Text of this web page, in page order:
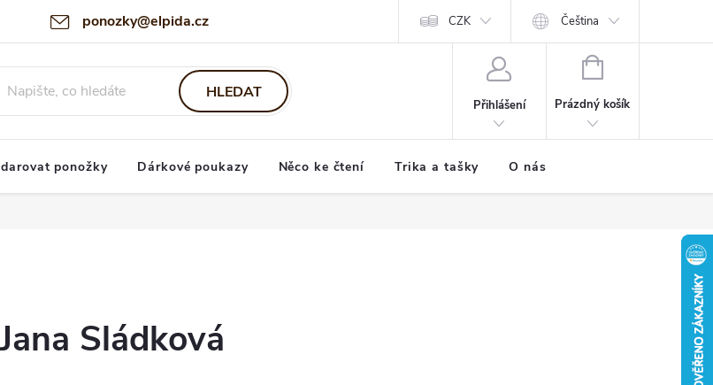
ponozky@elpida.cz CZK Čeština
HLEDAT
Přihlášení
NÁKUPNÍ
Prázdný košík
ponožky Dárkové poukazy Něco ke čtení Trika a tašky O nás
Jana Sládková